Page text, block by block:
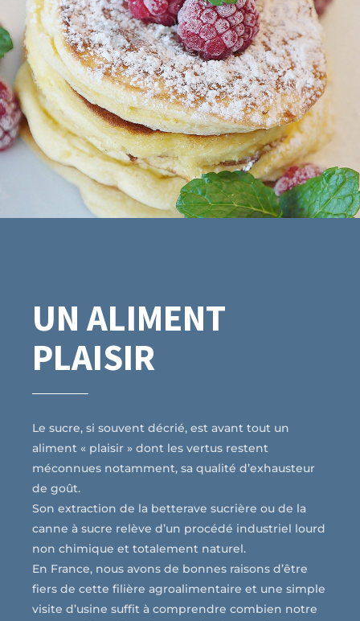
UN ALIMENT
PLAISIR
Le sucre, si souvent décrié, est avant tout un
aliment « plaisir » dont les vertus restent
méconnues notamment, sa qualité d’exhausteur
de goût.
Son extraction de la betterave sucrière ou de la
canne à sucre relève d’un procédé industriel lourd
non chimique et totalement naturel.
En France, nous avons de bonnes raisons d’être
fiers de cette filière agroalimentaire et une simple
visite d’usine suffit à comprendre combien notre